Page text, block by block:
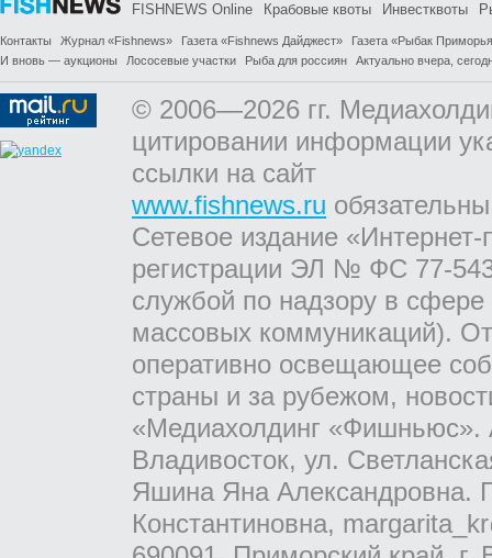
FISHNEWS Online Крабовые квоты Инвестквоты
Контакты Журнал «Fishnews» Газета «Fishnews Дайджест»
Газета «Рыбак
И вновь — аукционы
Лососевые участки Рыба для россиян Актуально вчера,
© 2006—2026 гг.
цитировании информации
ссылки на сайт
www.fishnews.ru
Сетевое издание
регистрации ЭЛ № ФС 77-
службой по надзору в
массовых коммуникаций).
оперативно освещающее
страны и за рубежом,
«Медиахолдинг «Фишньюс».
Владивосток, ул.
Яшина Яна Александровна.
Константиновна,